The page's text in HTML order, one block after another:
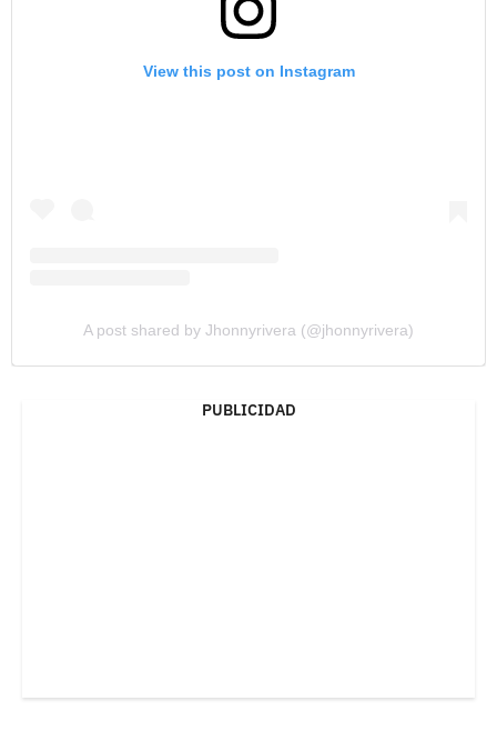
View this post on Instagram
A post shared by Jhonnyrivera (@jhonnyrivera)
PUBLICIDAD